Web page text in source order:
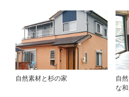
自然素材と杉の家
自
な